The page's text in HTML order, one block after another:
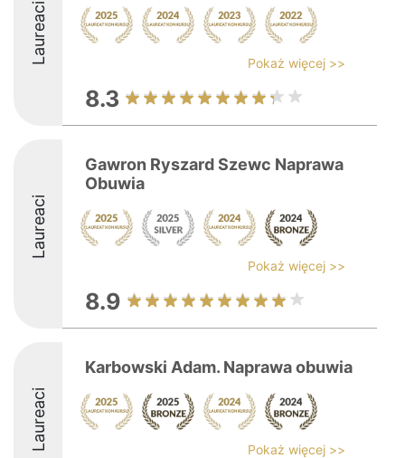
Laureaci Pokaż więcej >>
8.3
Laureaci
Gawron Ryszard Szewc Naprawa
Obuwia
Pokaż więcej >>
8.9
Laureaci
Karbowski Adam. Naprawa obuwia
Pokaż więcej >>